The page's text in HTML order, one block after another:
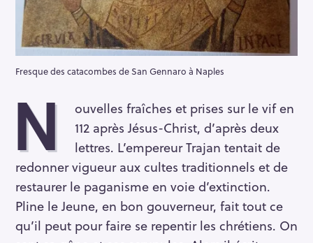
Fresque des catacombes de San Gennaro à Naples
N
ouvelles fraîches et prises sur le vif en
112 après Jésus-Christ, d’après deux
lettres. L’empereur Trajan tentait de
redonner vigueur aux cultes traditionnels et de
restaurer le paganisme en voie d’extinction.
Pline le Jeune, en bon gouverneur, fait tout ce
qu’il peut pour faire se repentir les chrétiens. On